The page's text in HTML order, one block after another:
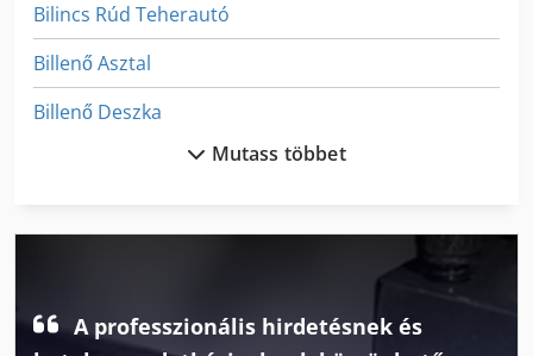
Bilincs Rúd Teherautó
Billenő Asztal
Billenő Deszka
Billenő Dobozban
Mutass többet
A professzionális hirdetésnek és